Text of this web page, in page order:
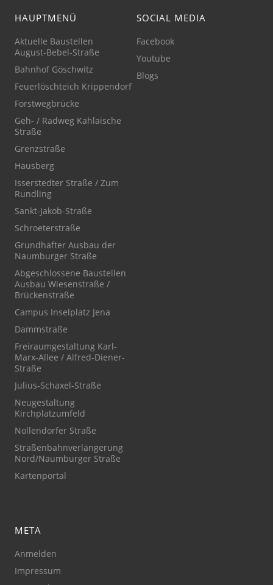
HAUPTMENÜ
Aktuelle Baustellen
August-Bebel-Straße
Bahnhof Göschwitz
Feuerlöschteich Krippendorf
Forstwegbrücke
Geh- / Radweg Kahlaische
Straße
Grenzstraße
Hausberg
Isserstedter Straße / Zum
Rundling
Sankt-Jakob-Straße
Schroeterstraße
Grundhafter Ausbau der
Naumburger Straße
Abgeschlossene Baustellen
Ausbau Wiesenstraße /
Brückenstraße
Campus Inselplatz Jena
Dammstraße
Freiraumgestaltung Karl-
Marx-Allee / Alfred-Diener-
Straße
Julius-Schaxel-Straße
Neugestaltung
Kirchplatzumfeld
Nollendorfer Straße
Straßenbahnverlängerung
Nord/Naumburger Straße
Kartenportal
SOCIAL MEDIA
Facebook
Youtube
Blogs
META
Anmelden
Impressum